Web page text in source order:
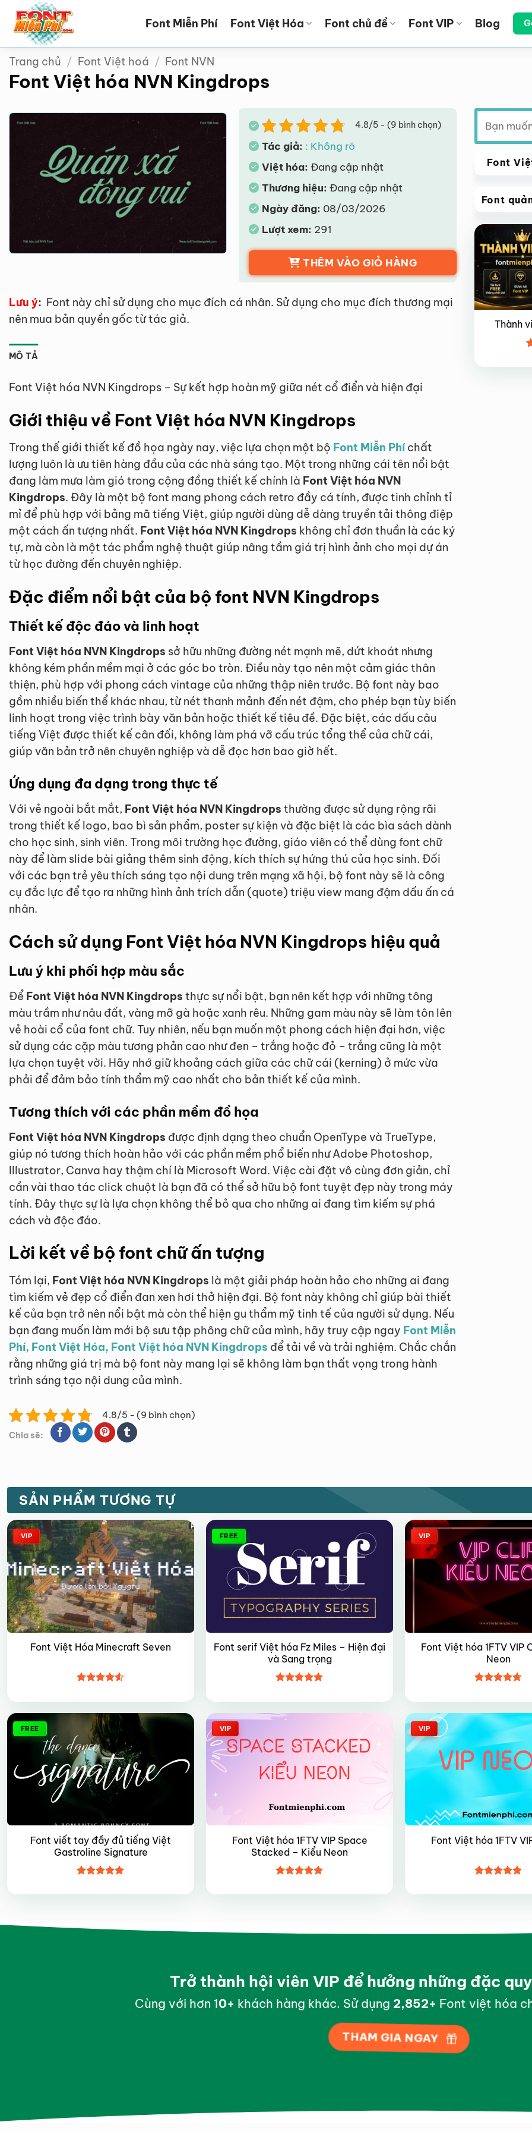
qua
dung
Font Miễn Phí Font Việt Hóa Font chủ đề Font VIP Blog
Trang chủ / Font Việt hoá / Font NVN
Font Việt hóa NVN Kingdrops
4.8/5 - (9 bình chọn)
Tác giả: : Không rõ
Việt hóa: Đang cập nhật
Thương hiệu: Đang cập nhật
Ngày đăng: 08/03/2026
Lượt xem: 291
THÊM VÀO GIỎ HÀNG
Lưu ý: Font này chỉ sử dụng cho mục đích cá nhân. Sử dụng cho mục đích thương mại
nên mua bản quyền gốc từ tác giả.
MÔ TẢ
Font Việt hóa NVN Kingdrops – Sự kết hợp hoàn mỹ giữa nét cổ điển và hiện đại
Giới thiệu về Font Việt hóa NVN Kingdrops
Trong thế giới thiết kế đồ họa ngày nay, việc lựa chọn một bộ Font Miễn Phíchất
lượng luôn là ưu tiên hàng đầu của các nhà sáng tạo. Một trong những cái tên nổi bật
đang làm mưa làm gió trong cộng đồng thiết kế chính là Font Việt hóa NVN
Kingdrops. Đây là một bộ font mang phong cách retro đầy cá tính, được tinh chỉnh tỉ
mỉ để phù hợp với bảng mã tiếng Việt, giúp người dùng dễ dàng truyền tải thông điệp
một cách ấn tượng nhất. Font Việt hóa NVN Kingdrops không chỉ đơn thuần là các ký
tự, mà còn là một tác phẩm nghệ thuật giúp nâng tầm giá trị hình ảnh cho mọi dự án
từ học đường đến chuyên nghiệp.
Đặc điểm nổi bật của bộ font NVN Kingdrops
Thiết kế độc đáo và linh hoạt
Font Việt hóa NVN Kingdrops sở hữu những đường nét mạnh mẽ, dứt khoát nhưng
không kém phần mềm mại ở các góc bo tròn. Điều này tạo nên một cảm giác thân
thiện, phù hợp với phong cách vintage của những thập niên trước. Bộ font này bao
gồm nhiều biến thể khác nhau, từ nét thanh mảnh đến nét đậm, cho phép bạn tùy biến
linh hoạt trong việc trình bày văn bản hoặc thiết kế tiêu đề. Đặc biệt, các dấu câu
tiếng Việt được thiết kế cân đối, không làm phá vỡ cấu trúc tổng thể của chữ cái,
giúp văn bản trở nên chuyên nghiệp và dễ đọc hơn bao giờ hết.
Ứng dụng đa dạng trong thực tế
Với vẻ ngoài bắt mắt, Font Việt hóa NVN Kingdrops thường được sử dụng rộng rãi
trong thiết kế logo, bao bì sản phẩm, poster sự kiện và đặc biệt là các bìa sách dành
cho học sinh, sinh viên. Trong môi trường học đường, giáo viên có thể dùng font chữ
này để làm slide bài giảng thêm sinh động, kích thích sự hứng thú của học sinh. Đối
với các bạn trẻ yêu thích sáng tạo nội dung trên mạng xã hội, bộ font này sẽ là công
cụ đắc lực để tạo ra những hình ảnh trích dẫn (quote) triệu view mang đậm dấu ấn cá
nhân.
Cách sử dụng Font Việt hóa NVN Kingdrops hiệu quả
Lưu ý khi phối hợp màu sắc
Để Font Việt hóa NVN Kingdrops thực sự nổi bật, bạn nên kết hợp với những tông
màu trầm như nâu đất, vàng mỡ gà hoặc xanh rêu. Những gam màu này sẽ làm tôn lên
vẻ hoài cổ của font chữ. Tuy nhiên, nếu bạn muốn một phong cách hiện đại hơn, việc
sử dụng các cặp màu tương phản cao như đen – trắng hoặc đỏ – trắng cũng là một
lựa chọn tuyệt vời. Hãy nhớ giữ khoảng cách giữa các chữ cái (kerning) ở mức vừa
phải để đảm bảo tính thẩm mỹ cao nhất cho bản thiết kế của mình.
Tương thích với các phần mềm đồ họa
Font Việt hóa NVN Kingdrops được định dạng theo chuẩn OpenType và TrueType,
giúp nó tương thích hoàn hảo với các phần mềm phổ biến như Adobe Photoshop,
Illustrator, Canva hay thậm chí là Microsoft Word. Việc cài đặt vô cùng đơn giản, chỉ
cần vài thao tác click chuột là bạn đã có thể sở hữu bộ font tuyệt đẹp này trong máy
tính. Đây thực sự là lựa chọn không thể bỏ qua cho những ai đang tìm kiếm sự phá
cách và độc đáo.
Lời kết về bộ font chữ ấn tượng
Tóm lại, Font Việt hóa NVN Kingdrops là một giải pháp hoàn hảo cho những ai đang
tìm kiếm vẻ đẹp cổ điển đan xen hơi thở hiện đại. Bộ font này không chỉ giúp bài thiết
kế của bạn trở nên nổi bật mà còn thể hiện gu thẩm mỹ tinh tế của người sử dụng. Nếu
bạn đang muốn làm mới bộ sưu tập phông chữ của mình, hãy truy cập ngay Font Miễn
Phí, Font Việt Hóa, Font Việt hóa NVN Kingdrops để tải về và trải nghiệm. Chắc chắn
rằng những giá trị mà bộ font này mang lại sẽ không làm bạn thất vọng trong hành
trình sáng tạo nội dung của mình.
4.8/5 - (9 bình chọn)
Chia sẽ:
Tìm
kiếm:
Font
Font
Giảm giá!
Thành
SẢN PHẨM TƯƠNG TỰ
VIP
Font Việt Hóa Minecraft Seven
hạng4.5
FREE
Font serif Việt hóa Fz Miles – Hiện đại
và Sang trọng
hạng4.95
VIP
Font Việt hóa 1FTV VIP
Neon
hạng4.75
FREE
Font viết tay đầy đủ tiếng Việt
Gastroline Signature
hạng55
VIP
Font Việt hóa 1FTV VIP Space
Stacked – Kiểu Neon
hạng55
VIP
Font Việt hóa 1FTV
hạng4.85
Trở thành hội viên VIP để hưởng những đặc
Cùng với hơn 10+ khách hàng khác. Sử dụng 2,998+ Font việt hóa
THAM GIA NGAY